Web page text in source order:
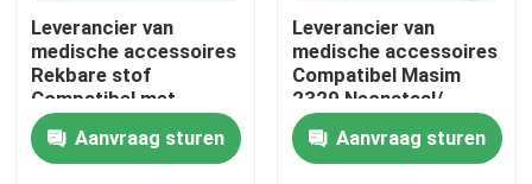
Thuis
Leverancier van
medische accessoires
Rekbare stof
Compatibel met
nellcor 9-pins
Wegwerp SpO2-
sensor voor
Aanvraag sturen
Leverancier van
medische accessoires
Compatibel Masim
2329 Neonataal/
Volwassen 9-pins
Wegwerp SpO2-
sensor
Aanvraag sturen